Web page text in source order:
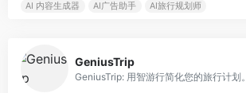
AI 内容生成器 AI广告助手 AI旅行规划师
GeniusTrip
GeniusTrip: 用智游行简化您的旅行计划。